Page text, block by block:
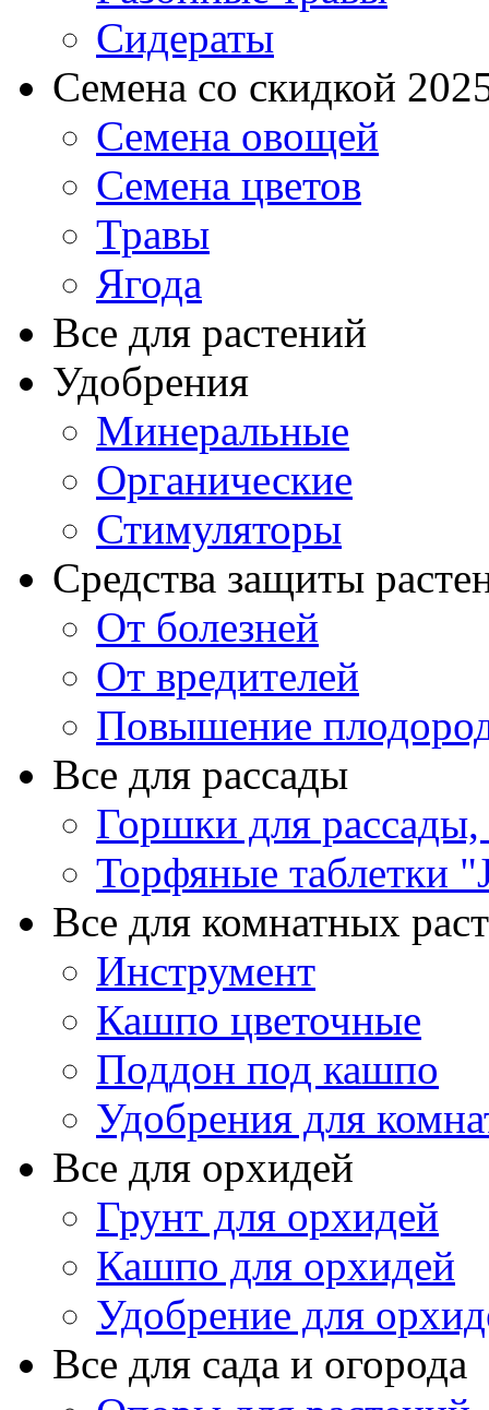
Сидераты
Семена со скидкой
Семена овощей
Семена цветов
Травы
Ягода
Все для растений
Удобрения
Минеральные
Органические
Стимуляторы
Средства защиты
От болезней
От вредителей
Повышение
Все для рассады
Горшки для рассады,
Торфяные таблетки
Все для комнатных
Инструмент
Кашпо цветочные
Поддон под кашпо
Удобрения для
Все для орхидей
Грунт для орхидей
Кашпо для орхидей
Удобрение для
Все для сада и огорода